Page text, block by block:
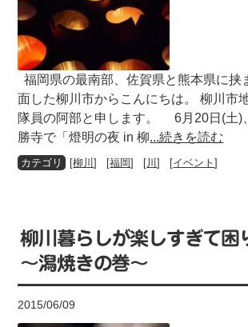
福岡県の最南部、佐賀県と熊本県に挟
面した柳川市からこんにちは。 柳川市
隊員の阿部と申します。 6月20日(土)
勝寺で「燈明の夜 in 柳...続きを読む
[柳川] [福岡] [川] [イベント]
柳川暮らしが楽しすぎて
～潟焼きの巻～
2015/06/09